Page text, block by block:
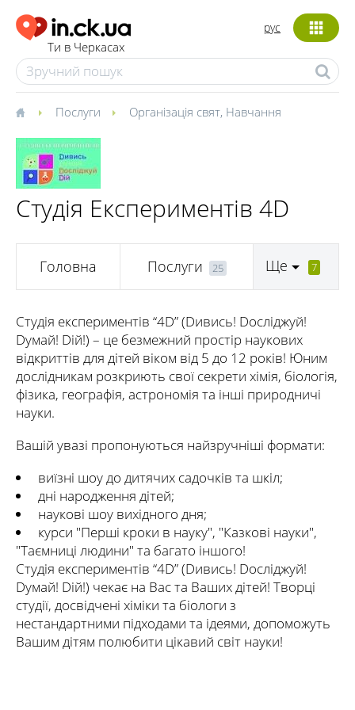
Ти в Черкасах
рус
Послуги Організація свят, Навчання
Студія Експериментів 4D
Головна Послуги 25 Ще 7
Студія експериментів “4D” (Dивись! Dосліджуй!
Dумай! Dій!) – це безмежний простір наукових
відкриттів для дітей віком від 5 до 12 років! Юним
дослідникам розкриють свої секрети хімія, біологія,
фізика, географія, астрономія та інші природничі
науки.
Вашій увазі пропонуються найзручніші формати:
виїзні шоу до дитячих садочків та шкіл;
дні народження дітей;
наукові шоу вихідного дня;
курси "Перші кроки в науку", "Казкові науки",
"Таємниці людини" та багато іншого!
Студія експериментів “4D” (Dивись! Dосліджуй!
Dумай! Dій!) чекає на Вас та Ваших дітей! Творці
студії, досвідчені хіміки та біологи з
нестандартними підходами та ідеями, допоможуть
Вашим дітям полюбити цікавий світ науки!